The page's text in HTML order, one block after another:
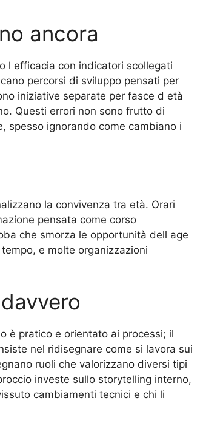
ancora
l efficacia con indicatori scollegati
percorsi di sviluppo pensati per
iniziative separate per fasce d età
Questi errori non sono frutto di
spesso ignorando come cambiano i
la convivenza tra età. Orari
pensata come corso
che smorza le opportunità dell age
e molte organizzazioni
è pratico e orientato ai processi; il
nel ridisegnare come si lavora sui
ruoli che valorizzano diversi tipi
investe sullo storytelling interno,
cambiamenti tecnici e chi li